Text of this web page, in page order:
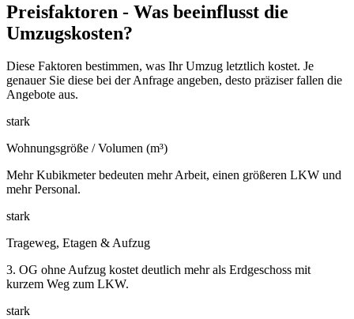
Preisfaktoren - Was beeinflusst die
Umzugskosten?
Diese Faktoren bestimmen, was Ihr Umzug letztlich kostet. Je
genauer Sie diese bei der Anfrage angeben, desto präziser fallen die
Angebote aus.
stark
Wohnungsgröße / Volumen (m³)
Mehr Kubikmeter bedeuten mehr Arbeit, einen größeren LKW und
mehr Personal.
stark
Trageweg, Etagen & Aufzug
3. OG ohne Aufzug kostet deutlich mehr als Erdgeschoss mit
kurzem Weg zum LKW.
stark